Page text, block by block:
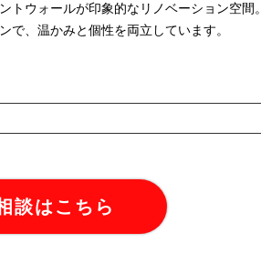
ウォールが印象的なリノベーション空間。
、温かみと個性を両立しています。
談はこちら